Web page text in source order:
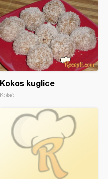
Kokos kuglice
Kolači